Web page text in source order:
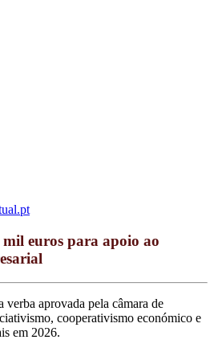
euros para apoio ao
aprovada pela câmara de
cooperativismo económico e
em 2026.